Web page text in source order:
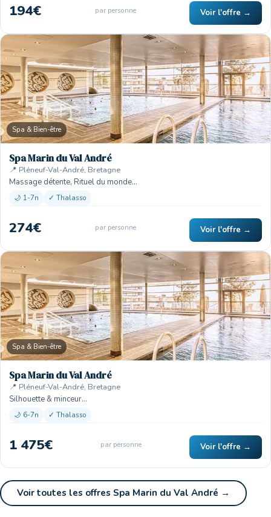
194€ par personne Voir l'offre →
Spa & Bien-être
Spa Marin du Val André
📍 Pléneuf-Val-André, Bretagne
Massage détente, Rituel du monde…
🌙 1-7n ✓ Thalasso
274€ par personne Voir l'offre →
Spa & Bien-être
Spa Marin du Val André
📍 Pléneuf-Val-André, Bretagne
Silhouette & minceur…
🌙 6-7n ✓ Thalasso
1 475€ par personne Voir l'offre →
Voir toutes les offres Spa Marin du Val André →